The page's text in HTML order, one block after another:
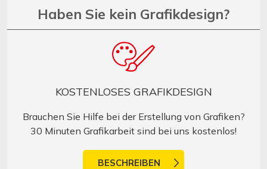
Haben Sie kein Grafikdesign?
KOSTENLOSES GRAFIKDESIGN
Brauchen Sie Hilfe bei der Erstellung von Grafiken?
30 Minuten Grafikarbeit sind bei uns kostenlos!
BESCHREIBEN